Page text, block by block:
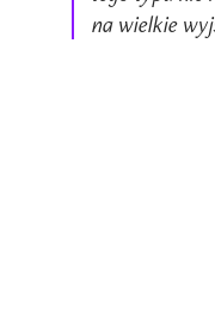
na wielkie